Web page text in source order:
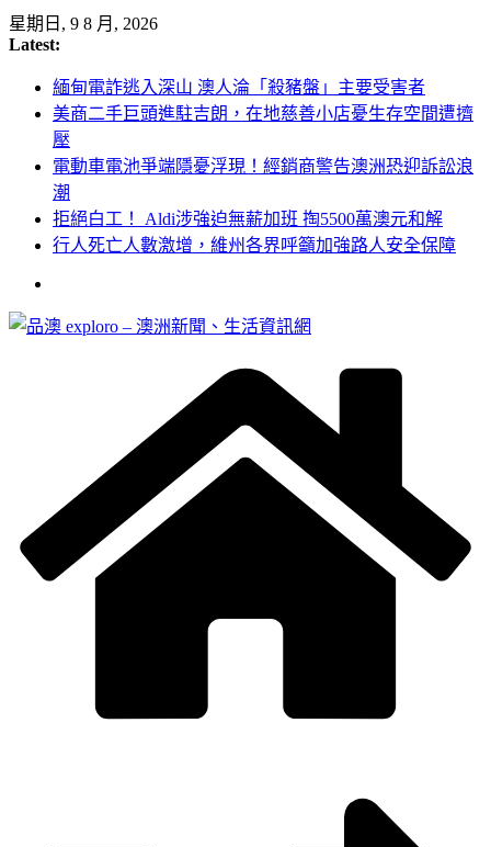
Skip
to
content
星期日, 9 8 月, 2026
Latest:
緬甸電詐逃入深山 澳人淪「殺豬盤」主要受害者
美商二手巨頭進駐吉朗，在地慈善小店憂生存空間遭擠
壓
電動車電池爭端隱憂浮現！經銷商警告澳洲恐迎訴訟浪
潮
拒絕白工！ Aldi涉強迫無薪加班 掏5500萬澳元和解
行人死亡人數激增，維州各界呼籲加強路人安全保障